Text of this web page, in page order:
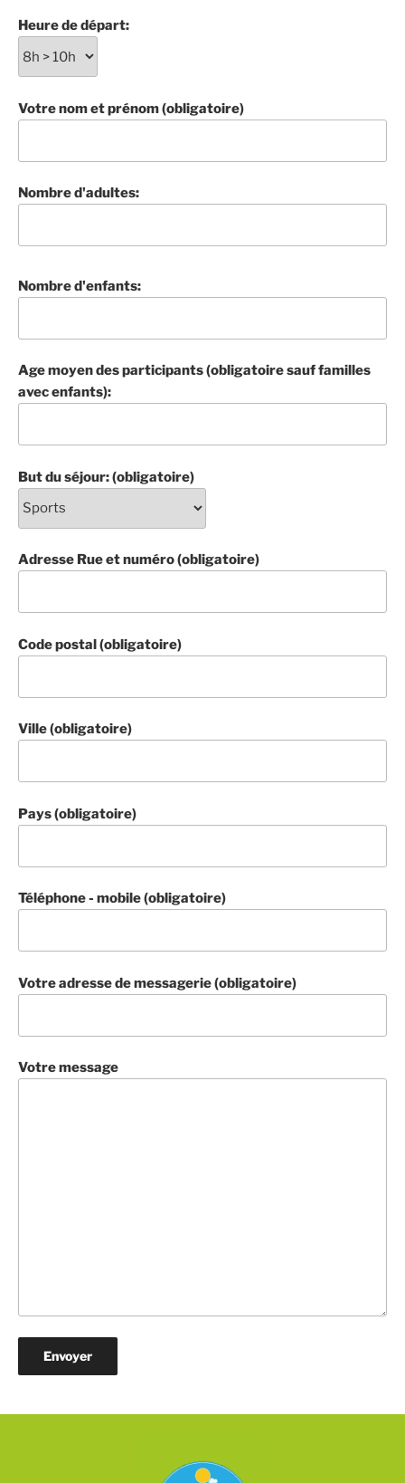
Heure de départ:
Votre nom et prénom (obligatoire)
Nombre d'adultes:
Nombre d'enfants:
Age moyen des participants (obligatoire sauf familles
avec enfants):
But du séjour: (obligatoire)
Adresse Rue et numéro (obligatoire)
Code postal (obligatoire)
Ville (obligatoire)
Pays (obligatoire)
Téléphone - mobile (obligatoire)
Votre adresse de messagerie (obligatoire)
Votre message